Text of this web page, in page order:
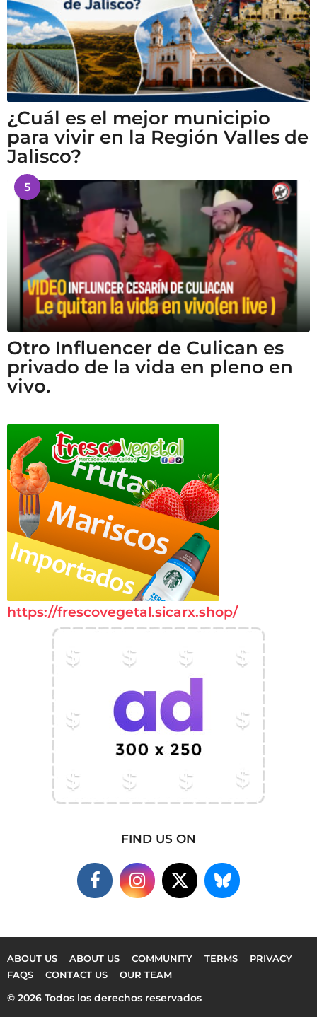
¿Cuál es el mejor municipio
para vivir en la Región Valles de
Jalisco?
5
Otro Influencer de Culican es
privado de la vida en pleno en
vivo.
https://frescovegetal.sicarx.shop/
FIND US ON
ABOUT US ABOUT US COMMUNITY TERMS
PRIVACY
FAQS
CONTACT US OUR TEAM
© 2026 Todos los derechos reservados